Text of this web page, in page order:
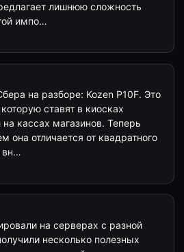
лишнюю сложность
импо…
на разборе: Kozen P10F. Это
ставят в киосках
кассах магазинов. Теперь
она отличается от квадратного
вн…
на серверах с разной
несколько полезных